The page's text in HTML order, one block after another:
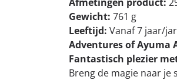
Gewicht: 761 g
Leeftijd: Vanaf 7 jaar/
Adventures of Ayuma
Fantastisch plezier
Breng de magie naar je